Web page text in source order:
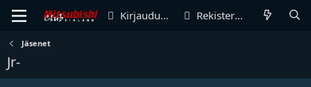
Kirjaudu sisään Rekisteröidy
Jäsenet
Jr-